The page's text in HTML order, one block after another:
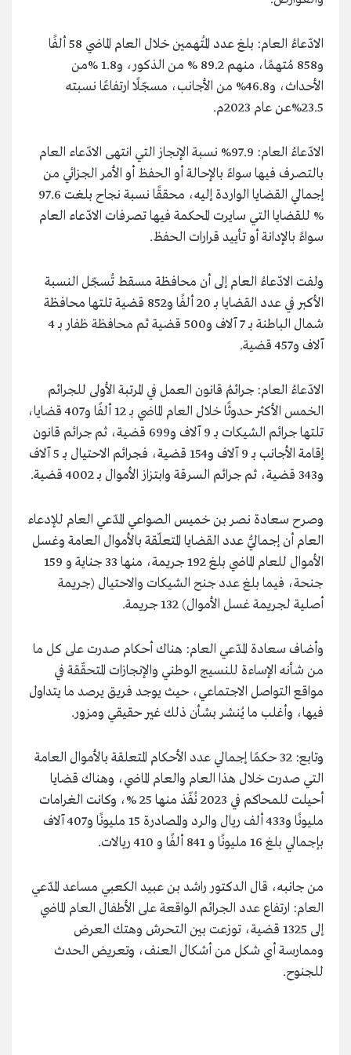
الادّعاءُ العام: بلغ عدد المُتهمين خلال العام الماضي 58 ألفًا
و858 مُتهمًا، منهم 89.2 % من الذكور، و1.8 %من
الأحداث، و46.8% من الأجانب، مسجّلًا ارتفاعًا نسبته
23.5%عن عام 2023م.
الادّعاءُ العام: 97.9% نسبة الإنجاز التي انتهى الادّعاء العام
بالتصرف فيها سواءً بالإحالة أو الحفظ أو الأمر الجزائي من
إجمالي القضايا الواردة إليه، محققًا نسبة نجاح بلغت 97.6
% للقضايا التي سايرت المحكمة فيها تصرفات الادّعاء العام
سواءً بالإدانة أو تأييد قرارات الحفظ.
ولفت الادّعاءُ العام إلى أن محافظة مسقط تُسجّل النسبة
الأكبر في عدد القضايا بـ 20 ألفًا و852 قضية تلتها محافظة
شمال الباطنة بـ 7 آلاف و500 قضية ثم محافظة ظفار بـ 4
آلاف و457 قضية.
الادّعاءُ العام: جرائمُ قانون العمل في المرتبة الأولى للجرائم
الخمس الأكثر حدوثًا خلال العام الماضي بـ 12 ألفًا و407 قضايا،
تلتها جرائم الشيكات بـ 9 آلاف و699 قضية، ثم جرائم قانون
إقامة الأجانب بـ 9 آلاف و154 قضية، فجرائم الاحتيال بـ 5 آلاف
و343 قضية، ثم جرائم السرقة وابتزاز الأموال بـ 4002 قضية.
وصرح سعادة نصر بن خميس الصواعي المدّعي العام للإدعاء
العام أن إجماليُّ عدد القضايا المتعلّقة بالأموال العامة وغسل
الأموال للعام الماضي بلغ 192 جريمة، منها 33 جناية و 159
جنحة، فيما بلغ عدد جنح الشيكات والاحتيال (جريمة
أصلية لجريمة غسل الأموال) 132 جريمة.
وأضاف سعادة المدّعي العام: هناك أحكام صدرت على كل ما
من شأنه الإساءة للنسيج الوطني والإنجازات المتحقّقة في
مواقع التواصل الاجتماعي، حيث يوجد فريق يرصد ما يتداول
فيها، وأغلب ما يُنشر بشأن ذلك غير حقيقي ومزور.
وتابع: 32 حكمًا إجمالي عدد الأحكام المتعلقة بالأموال العامة
التي صدرت خلال هذا العام والعام الماضي، وهناك قضايا
أحيلت للمحاكم في 2023 نُفّذ منها 25 %، وكانت الغرامات
مليونًا و433 ألف ريال والرد والمصادرة 15 مليونًا و407 آلاف
بإجمالي بلغ 16 مليونًا و 841 ألفًا و 410 ريالات.
من جانبه، قال الدكتور راشد بن عبيد الكعبي مساعد المدّعي
العام: ارتفاع عدد الجرائم الواقعة على الأطفال العام الماضي
إلى 1325 قضية، توزعت بين التحرش وهتك العرض
وممارسة أي شكل من أشكال العنف، وتعريض الحدث
للجنوح.